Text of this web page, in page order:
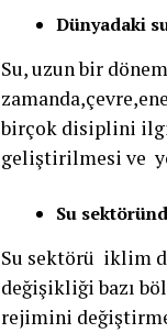
Dünyadaki
Su, uzun bir
birçok disiplini
geliştirilmesi ve
Su
Su sektörü iklim
değişikliği bazı
rejimini